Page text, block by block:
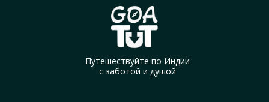
Путешествуйте по Индии
с заботой и душой